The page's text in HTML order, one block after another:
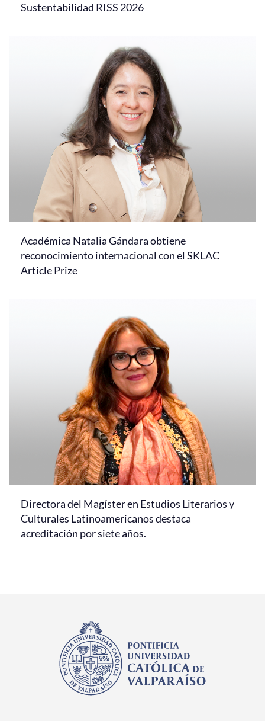
Sustentabilidad RISS 2026
Académica Natalia Gándara obtiene
reconocimiento internacional con el SKLAC
Article Prize
Directora del Magíster en Estudios Literarios y
Culturales Latinoamericanos destaca
acreditación por siete años.